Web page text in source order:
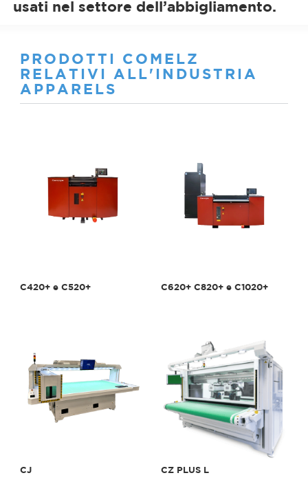
usati nel settore dell’abbigliamento.
PRODOTTI COMELZ
RELATIVI ALL'INDUSTRIA
APPARELS
C420+ e C520+ C620+ C820+ e C1020+
CJ CZ PLUS L